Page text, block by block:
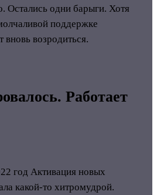
Остались одни барыги. Хотя
поддержке
вновь возродиться.
Работает
год Активация новых
какой-то хитромудрой.